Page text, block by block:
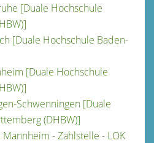
[Duale Hochschule
[Duale Hochschule Baden-
[Duale Hochschule
Schwenningen [Duale
(DHBW)]
- Zahlstelle - LOK